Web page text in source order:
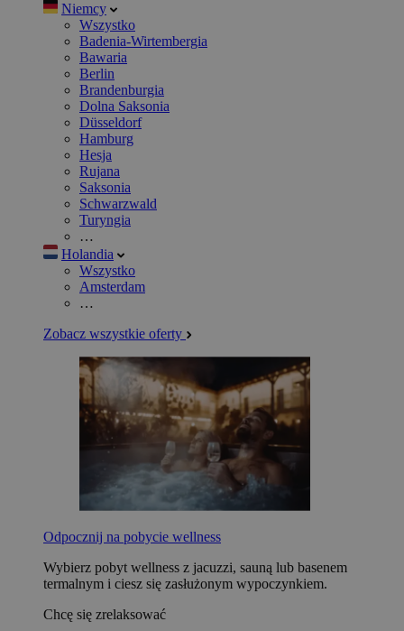
Niemcy
Wszystko
Badenia-Wirtembergia
Bawaria
Berlin
Brandenburgia
Dolna Saksonia
Düsseldorf
Hamburg
Hesja
Rujana
Saksonia
Schwarzwald
Turyngia
…
Holandia
Wszystko
Amsterdam
…
Zobacz wszystkie oferty
Odpocznij na pobycie wellness
Wybierz pobyt wellness z jacuzzi, sauną lub basenem
termalnym i ciesz się zasłużonym wypoczynkiem.
Chcę się zrelaksować